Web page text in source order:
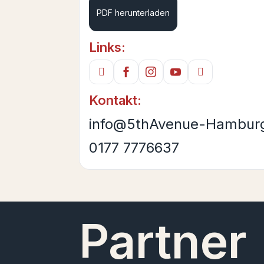
PDF herunterladen
Links:
Kontakt:
info@5thAvenue-
0177 7776637
Partner